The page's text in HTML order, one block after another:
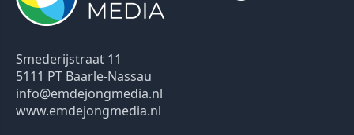
Smederijstraat 11
5111 PT Baarle-Nassau
info@emdejongmedia.nl
www.emdejongmedia.nl